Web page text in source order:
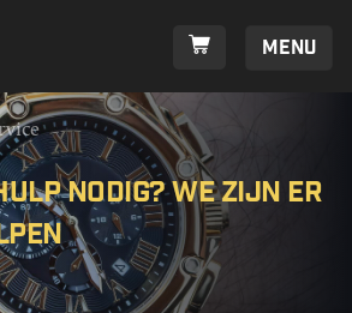
Menu
nodig? We zijn er